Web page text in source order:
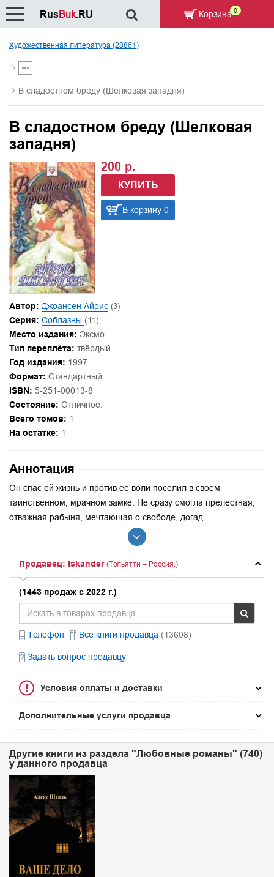
Художественная литература (28861)
В сладостном бреду (Шелковая западня)
В сладостном бреду (Шелковая
западня)
200 р.
КУПИТЬ
В корзину 0
Автор: Джоансен Айрис (3)
Серия: Соблазны (11)
Место издания: Эксмо
Тип переплёта: твёрдый
Год издания: 1997
Формат: Стандартный
ISBN: 5-251-00013-8
Состояние: Отличное.
Всего томов: 1
На остатке: 1
Аннотация
Он спас ей жизнь и против ее воли поселил в своем
таинственном, мрачном замке. Не сразу смогла прелестная,
отважная рабыня, мечтающая о свободе, догад...
Продавец: Iskander (Тольятти – Россия.)
(1443 продаж с 2022 г.)
Телефон Все книги продавца (13608)
Задать вопрос продавцу
Условия оплаты и доставки
Дополнительные услуги продавца
Другие книги из раздела "Любовные романы" (740)
у данного продавца
RusBuk.RU Корзина 0